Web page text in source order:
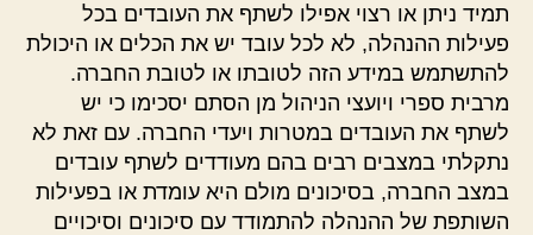
תמיד ניתן או רצוי אפילו לשתף את העובדים בכל
פעילות ההנהלה, לא לכל עובד יש את הכלים או היכולת
להתשתמש במידע הזה לטובתו או לטובת החברה.
מרבית ספרי ויועצי הניהול מן הסתם יסכימו כי יש
לשתף את העובדים במטרות ויעדי החברה. עם זאת לא
נתקלתי במצבים רבים בהם מעודדים לשתף עובדים
במצב החברה, בסיכונים מולם היא עומדת או בפעילות
השותפת של ההנהלה להתמודד עם סיכונים וסיכויים